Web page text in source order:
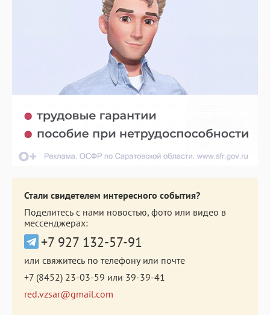
Стали свидетелем интересного события?
Поделитесь с нами новостью, фото или видео в
мессенджерах:
+7 927 132-57-91
или свяжитесь по телефону или почте
+7 (8452) 23-03-59 или 39-39-41
red.vzsar@gmail.com